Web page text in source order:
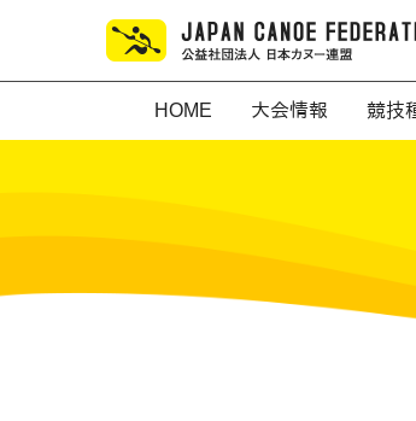
HOME 大会情報 競技